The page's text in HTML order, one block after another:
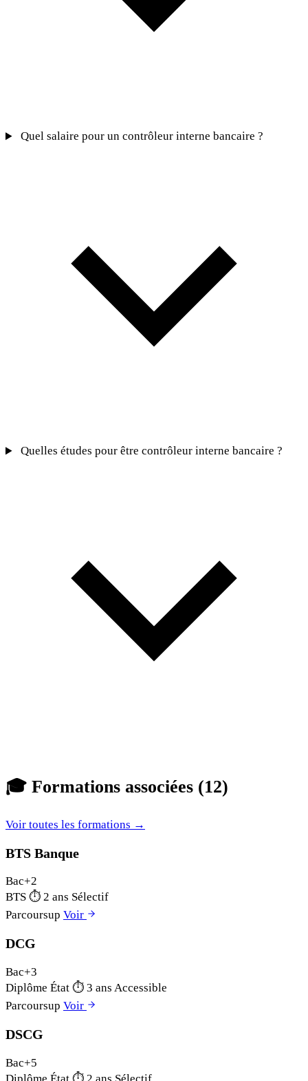
Quel salaire pour un contrôleur interne bancaire ?
Quelles études pour être contrôleur interne bancaire ?
🎓 Formations associées (12)
Voir toutes les formations →
BTS Banque
Bac+2
BTS ⏱ 2 ans Sélectif
Parcoursup Voir
DCG
Bac+3
Diplôme État ⏱ 3 ans Accessible
Parcoursup Voir
DSCG
Bac+5